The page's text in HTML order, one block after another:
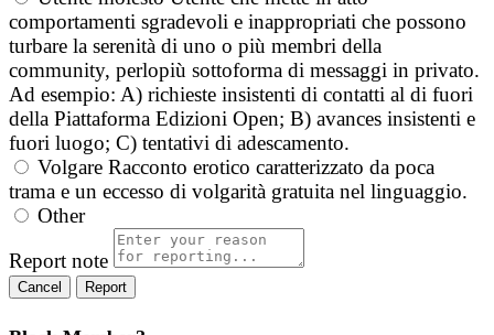
comportamenti sgradevoli e inappropriati che possono
turbare la serenità di uno o più membri della
community, perlopiù sottoforma di messaggi in privato.
Ad esempio: A) richieste insistenti di contatti al di fuori
della Piattaforma Edizioni Open; B) avances insistenti e
fuori luogo; C) tentativi di adescamento.
Volgare Racconto erotico caratterizzato da poca
trama e un eccesso di volgarità gratuita nel linguaggio.
Other
Report note
Report